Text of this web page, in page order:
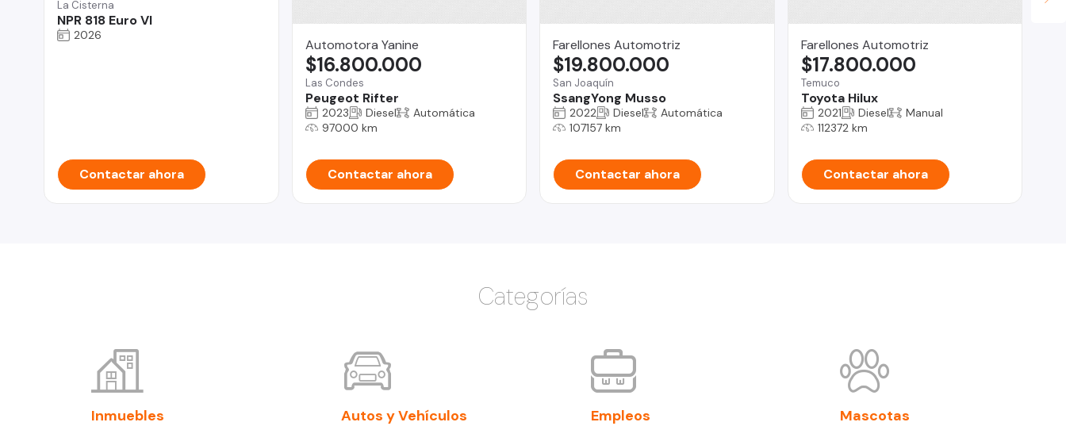
La Cisterna
NPR 818 Euro VI
2026
Contactar ahora
Automotora Yanine
Las Condes
Peugeot Rifter
$16.800.000
2023 Diesel
Automática
97000 km
Contactar ahora
Farellones Automotriz
San Joaquín
SsangYong Musso
$19.800.000
2022 Diesel
Automática
107157 km
Contactar ahora
Farellones Automotriz
Temuco
Toyota Hilux
$17.800.000
2021 Diesel
Manual
112372 km
Contactar ahora
Categorías
Inmuebles Autos y Vehículos Empleos Mascotas